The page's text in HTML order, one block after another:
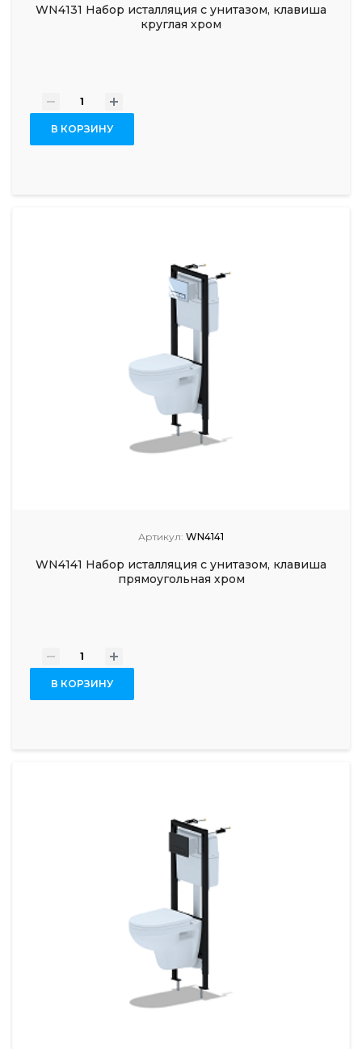
WN4131 Набор исталляция с унитазом, клавиша
круглая хром
- +
В КОРЗИНУ
Артикул: WN4141
WN4141 Набор исталляция с унитазом, клавиша
прямоугольная хром
- +
В КОРЗИНУ